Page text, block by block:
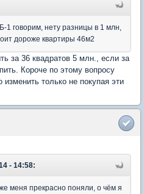
1 говорим, нету разницы в 1 млн,
дороже квартиры 46м2
за 36 квадратов 5 млн., если за
Короче по этому вопросу
только не покупая эти
- 14:58:
меня прекрасно поняли, о чём я